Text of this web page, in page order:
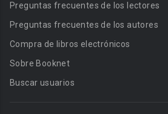
Preguntas frecuentes de los lectores
Preguntas frecuentes de los autores
Compra de libros electrónicos
Sobre Booknet
Buscar usuarios